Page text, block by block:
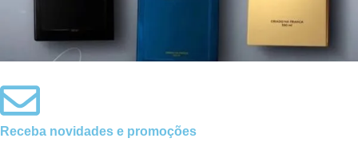
Receba novidades e promoções